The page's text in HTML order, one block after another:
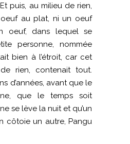
puis, au milieu de rien,
au plat, ni un oeuf
oeuf, dans lequel se
personne, nommée
bien à l’étroit, car cet
rien, contenait tout.
d’années, avant que le
que le temps soit
se lève la nuit et qu’un
côtoie un autre, Pangu